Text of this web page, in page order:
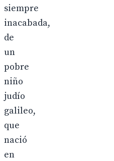
siempre
inacabada,
de
un
pobre
niño
judío
galileo,
que
nació
en